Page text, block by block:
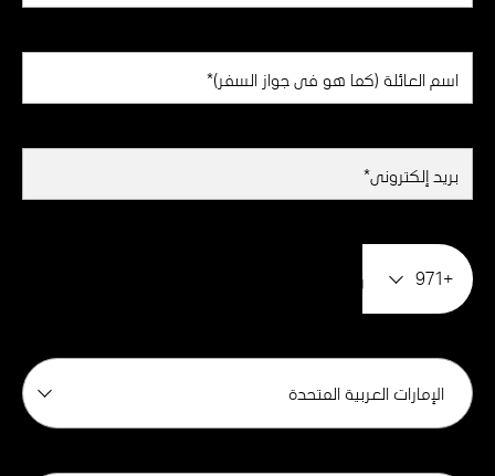
+971
الإمارات العربية المتحدة